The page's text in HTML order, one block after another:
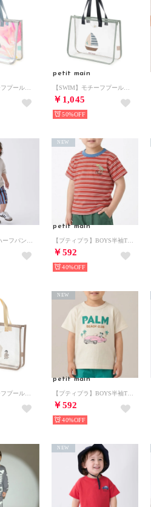
petit main
￥1,045
50%
petit main
￥592
NEW
40%
petit main
￥592
NEW
40%
NEW